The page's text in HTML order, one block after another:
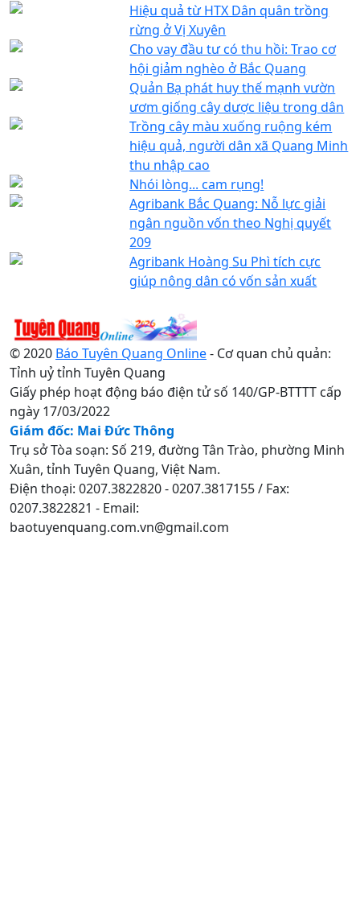
Hiệu quả từ HTX Dân quân trồng
rừng ở Vị Xuyên
Cho vay đầu tư có thu hồi: Trao cơ
hội giảm nghèo ở Bắc Quang
Quản Bạ phát huy thế mạnh vườn
ươm giống cây dược liệu trong dân
Trồng cây màu xuống ruộng kém
hiệu quả, người dân xã Quang Minh
thu nhập cao
Nhói lòng... cam rụng!
Agribank Bắc Quang: Nỗ lực giải
ngân nguồn vốn theo Nghị quyết
209
Agribank Hoàng Su Phì tích cực
giúp nông dân có vốn sản xuất
© 2020 Báo Tuyên Quang Online- Cơ quan chủ quản:
Tỉnh uỷ tỉnh Tuyên Quang
Giấy phép hoạt động báo điện tử số 140/GP-BTTTT cấp
ngày 17/03/2022
Giám đốc: Mai Đức Thông
Trụ sở Tòa soạn: Số 219, đường Tân Trào, phường Minh
Xuân, tỉnh Tuyên Quang, Việt Nam.
Điện thoại: 0207.3822820 - 0207.3817155 / Fax:
0207.3822821 - Email:
baotuyenquang.com.vn@gmail.com